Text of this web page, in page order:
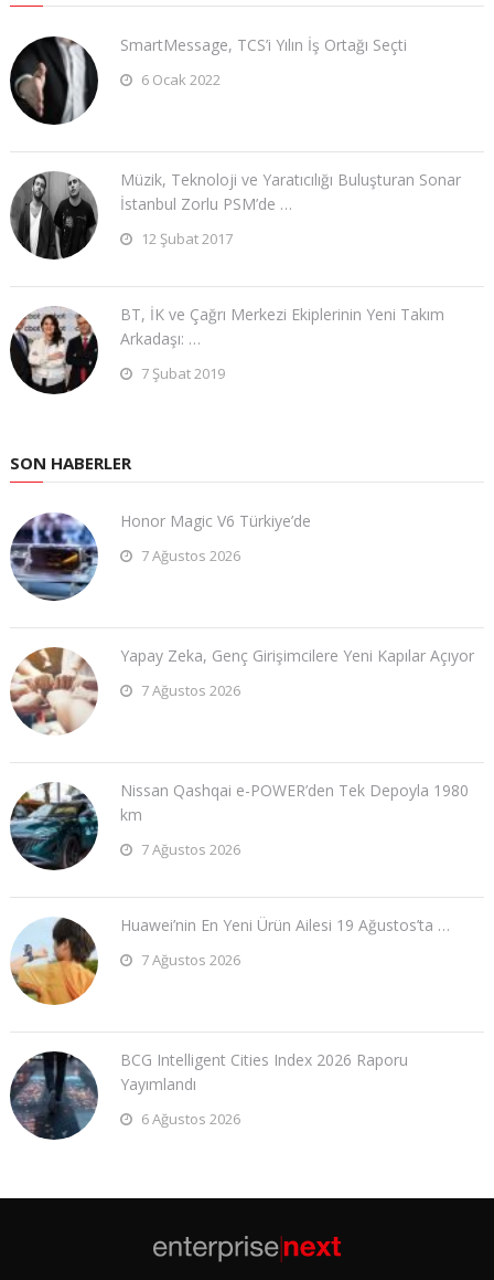
SmartMessage, TCS’i Yılın İş Ortağı Seçti
6 Ocak 2022
Müzik, Teknoloji ve Yaratıcılığı Buluşturan Sonar
İstanbul Zorlu PSM’de …
12 Şubat 2017
BT, İK ve Çağrı Merkezi Ekiplerinin Yeni Takım
Arkadaşı: …
7 Şubat 2019
SON HABERLER
Honor Magic V6 Türkiye’de
7 Ağustos 2026
Yapay Zeka, Genç Girişimcilere Yeni Kapılar Açıyor
7 Ağustos 2026
Nissan Qashqai e-POWER’den Tek Depoyla 1980
km
7 Ağustos 2026
Huawei’nin En Yeni Ürün Ailesi 19 Ağustos’ta …
7 Ağustos 2026
BCG Intelligent Cities Index 2026 Raporu
Yayımlandı
6 Ağustos 2026